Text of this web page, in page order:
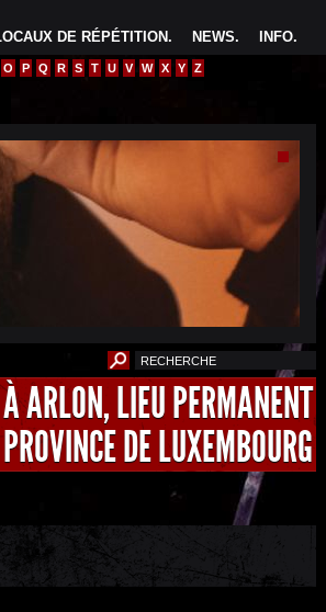
INFO.
NEWS.
DE RÉPÉTITION.
O P Q R S T U V W X Y Z
ARLON, LIEU PERMANENT
DE LUXEMBOURG